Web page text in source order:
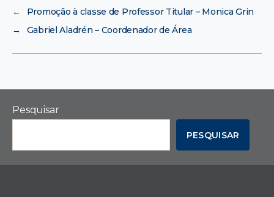
←
Promoção à classe de Professor Titular – Monica Grin
→
Gabriel Aladrén – Coordenador de Área
Pesquisar
PESQUISAR